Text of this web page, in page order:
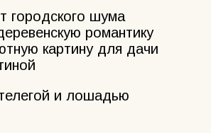
городского шума
романтику
картину для дачи